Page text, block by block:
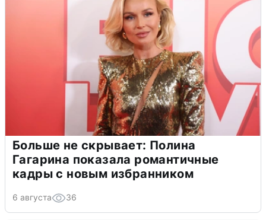
Больше не скрывает: Полина
Гагарина показала романтичные
кадры с новым избранником
6 августа 36